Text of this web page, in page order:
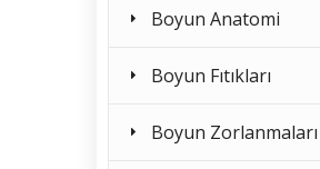
Boyun Anatomi
Boyun Fıtıkları
Boyun Zorlanmaları